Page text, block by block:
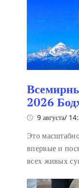
2026
9 августа/
Это
впервые и
всех живых